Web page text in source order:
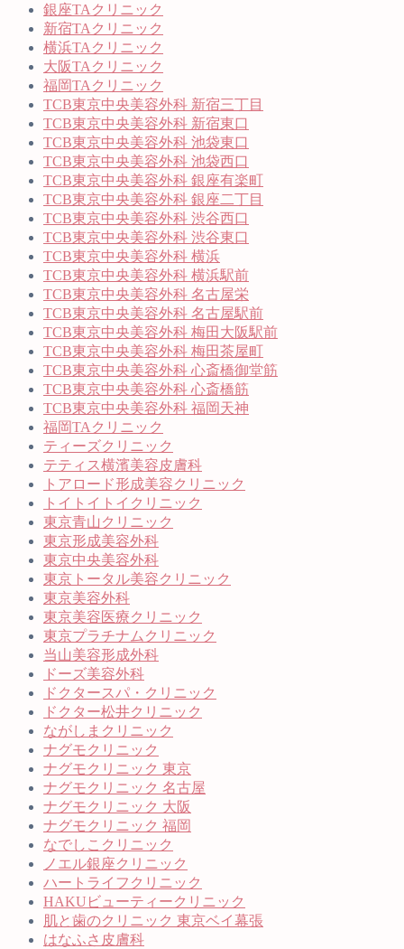
銀座TAクリニック
新宿TAクリニック
横浜TAクリニック
大阪TAクリニック
福岡TAクリニック
TCB東京中央美容外科 新宿三丁目
TCB東京中央美容外科 新宿東口
TCB東京中央美容外科 池袋東口
TCB東京中央美容外科 池袋西口
TCB東京中央美容外科 銀座有楽町
TCB東京中央美容外科 銀座二丁目
TCB東京中央美容外科 渋谷西口
TCB東京中央美容外科 渋谷東口
TCB東京中央美容外科 横浜
TCB東京中央美容外科 横浜駅前
TCB東京中央美容外科 名古屋栄
TCB東京中央美容外科 名古屋駅前
TCB東京中央美容外科 梅田大阪駅前
TCB東京中央美容外科 梅田茶屋町
TCB東京中央美容外科 心斎橋御堂筋
TCB東京中央美容外科 心斎橋筋
TCB東京中央美容外科 福岡天神
福岡TAクリニック
ティーズクリニック
テティス横濱美容皮膚科
トアロード形成美容クリニック
トイトイトイクリニック
東京青山クリニック
東京形成美容外科
東京中央美容外科
東京トータル美容クリニック
東京美容外科
東京美容医療クリニック
東京プラチナムクリニック
当山美容形成外科
ドーズ美容外科
ドクタースパ・クリニック
ドクター松井クリニック
ながしまクリニック
ナグモクリニック
ナグモクリニック 東京
ナグモクリニック 名古屋
ナグモクリニック 大阪
ナグモクリニック 福岡
なでしこクリニック
ノエル銀座クリニック
ハートライフクリニック
HAKUビューティークリニック
肌と歯のクリニック 東京ベイ幕張
はなふさ皮膚科